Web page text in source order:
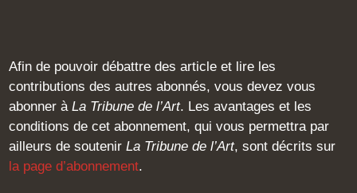
Afin de pouvoir débattre des article et lire les
contributions des autres abonnés, vous devez vous
abonner àLa Tribune de l’Art. Les avantages et les
conditions de cet abonnement, qui vous permettra par
ailleurs de soutenirLa Tribune de l’Art, sont décrits sur
la page d’abonnement.